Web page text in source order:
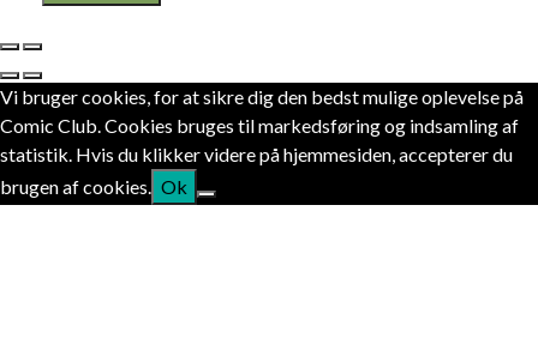
Vi bruger cookies, for at sikre dig den bedst mulige oplevelse på
Comic Club. Cookies bruges til markedsføring og indsamling af
statistik. Hvis du klikker videre på hjemmesiden, accepterer du
brugen af cookies. Ok